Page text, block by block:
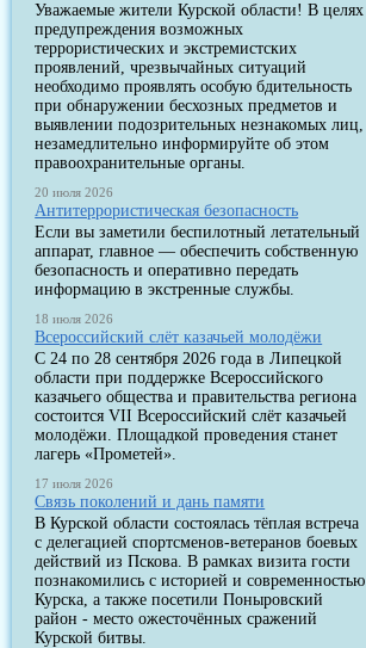
Уважаемые жители Курской области! В целях
предупреждения возможных
террористических и экстремистских
проявлений, чрезвычайных ситуаций
необходимо проявлять особую бдительность
при обнаружении бесхозных предметов и
выявлении подозрительных незнакомых лиц,
незамедлительно информируйте об этом
правоохранительные органы.
20 июля 2026
Антитеррористическая безопасность
Если вы заметили беспилотный летательный
аппарат, главное — обеспечить собственную
безопасность и оперативно передать
информацию в экстренные службы.
18 июля 2026
Всероссийский слёт казачьей молодёжи
С 24 по 28 сентября 2026 года в Липецкой
области при поддержке Всероссийского
казачьего общества и правительства региона
состоится VII Всероссийский слёт казачьей
молодёжи. Площадкой проведения станет
лагерь «Прометей».
17 июля 2026
Связь поколений и дань памяти
В Курской области состоялась тёплая встреча
с делегацией спортсменов-ветеранов боевых
действий из Пскова. В рамках визита гости
познакомились с историей и современностью
Курска, а также посетили Поныровский
район - место ожесточённых сражений
Курской битвы.